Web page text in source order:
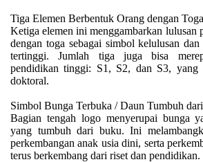
Tiga Elemen Berbentuk Orang dengan Toga
Ketiga elemen ini menggambarkan lulusan
dengan toga sebagai simbol kelulusan
tertinggi. Jumlah tiga juga bisa
pendidikan tinggi: S1, S2, dan S3, yang
doktoral.
Simbol Bunga Terbuka / Daun Tumbuh
Bagian tengah logo menyerupai bunga
yang tumbuh dari buku. Ini
perkembangan anak usia dini, serta
terus berkembang dari riset dan pendidikan.